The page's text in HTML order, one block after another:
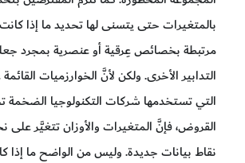
بالمتغيرات حتى يتسنى لها تحديد ما إذا
مرتبطة بخصائص عِرقية أو عنصرية بمجرد
التدابير الأخرى. ولكن لأنَّ الخوارزميات
التي تستخدمها شركات التكنولوجيا
القروض، فإنَّ المتغيرات والأوزان تتغيَّر
نقاط بيانات جديدة. وليس من الواضح ما إذا